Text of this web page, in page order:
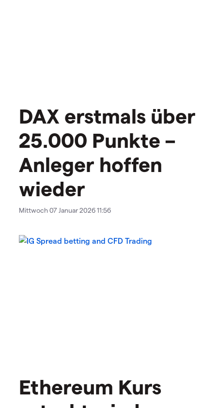
DAX erstmals über
25.000 Punkte –
Anleger hoffen
wieder
Mittwoch 07 Januar 2026 11:56
Ethereum Kurs